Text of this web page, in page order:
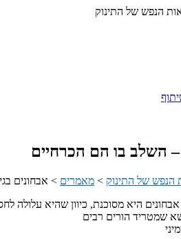
– השלב בו הם הכרחיים
הנפש של התינוק > מאמרים > אבחונים
היא מסוכנת, כיוון שהיא עלולה
שמטריד הורים רבים